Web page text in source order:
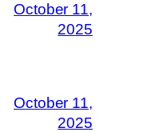
October 11,
2025
October 11,
2025